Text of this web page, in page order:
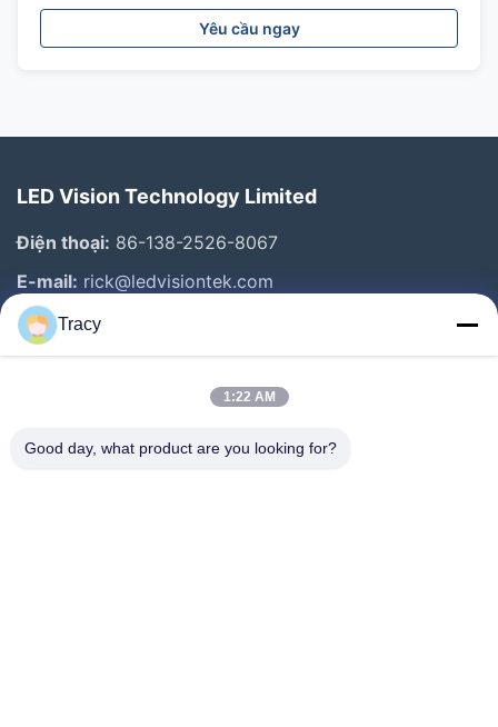
Yêu cầu ngay
LED Vision Technology Limited
Điện thoại: 86-138-2526-8067
E-mail: rick@ledvisiontek.com
Liên Kết Nhanh
Các Sản Phẩm
Tracy
1:22 AM
Good day, what product are you looking for?